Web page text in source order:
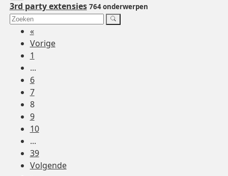
3rd party extensies 764 onderwerpen
«
Vorige
1
...
6
7
8
9
10
...
39
Volgende